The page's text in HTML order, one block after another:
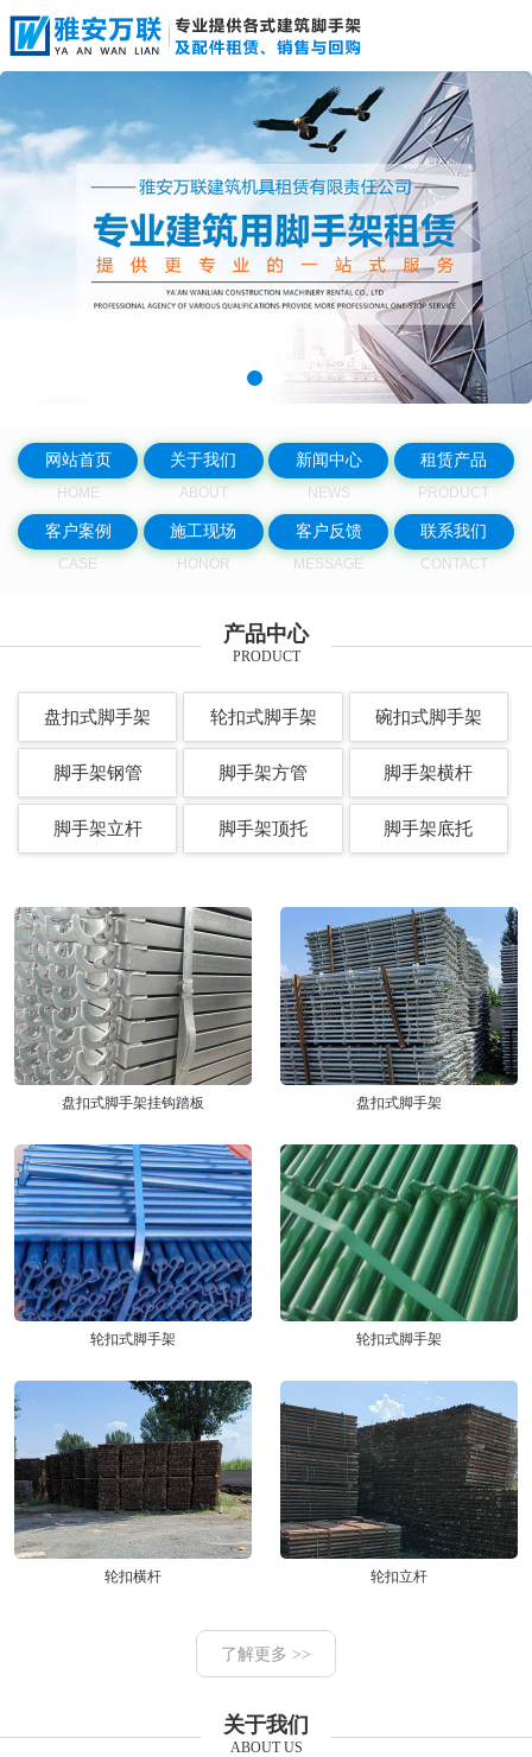
网站首页
HOME
关于我们
ABOUT
新闻中心
NEWS
租赁产品
PRODUCT
客户案例
CASE
施工现场
HONOR
客户反馈
MESSAGE
联系我们
CONTACT
产品中心
PRODUCT
盘扣式脚手架 轮扣式脚手架 碗扣式脚手架
脚手架钢管 脚手架方管 脚手架横杆
脚手架立杆 脚手架顶托 脚手架底托
盘扣式脚手架挂钩踏板 盘扣式脚手架
轮扣式脚手架 轮扣式脚手架
轮扣横杆 轮扣立杆
了解更多 >>
关于我们
ABOUT US